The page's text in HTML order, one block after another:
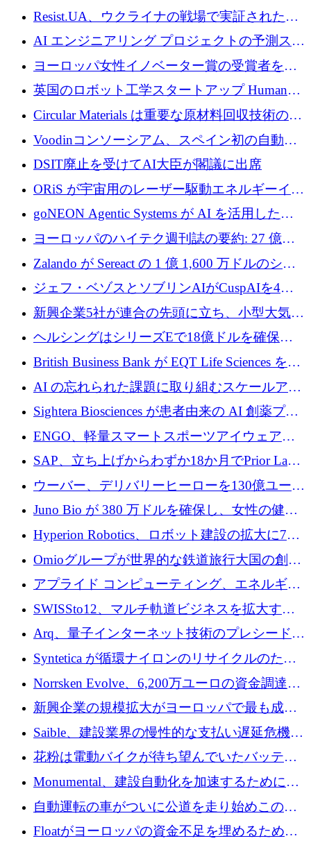
ッション製品インテリジェンス プラットフォ
ームを拡大するためにプレシードを調達
Resist.UA、ウクライナの戦場で実証された防
衛技術を拡大するために5,000万ユーロの欧州
基金を立ち上げる
AI エンジニアリング プロジェクトの予測スタ
ートアップ Cascade が a16z アクセラレータか
らの支援を獲得
ヨーロッパ女性イノベーター賞の受賞者を紹
介します
英国のロボット工学スタートアップ Humanoid
がシリーズ A 1 億 5,200 万ドルで評価額 13 億
5,000 万ドルに到達
Circular Materials は重要な原材料回収技術の拡
張に 1,180 万ユーロを確保
Voodinコンソーシアム、スペイン初の自動木
製ブレード工場の建設にEU補助金4,800万ユ
ーロを確保
DSIT廃止を受けてAI大臣が閣議に出席
ORiS が宇宙用のレーザー駆動エネルギーイン
フラの構築に 500 万ユーロを調達
goNEON Agentic Systems が AI を活用したイ
ンフラ計画を加速するために 16 万ユーロを確
ヨーロッパのハイテク週刊誌の要約: 27 億ユ
ーロを超える 60 以上のハイテク資金調達取引
Zalando が Sereact の 1 億 1,600 万ドルのシリ
ーズ B に参加し、AI を活用した倉庫自動化を
ジェフ・ベゾスとソブリンAIがCuspAIを4億
5,000万ドルの資金調達で支援
新興企業5社が連合の先頭に立ち、小型大気質
センサーをEUのクリーンエア政策の中心に据
ヘルシングはシリーズEで18億ドルを確保、
ウーバーはデリバリー・ヒーローを130億ユー
ロの契約で買収、レボルトは2027年に米国の
銀行を立ち上げる
British Business Bank が EQT Life Sciences を
2,500 万ユーロのコミットメントで支援
AI の忘れられた課題に取り組むスケールアッ
プを実現: カメラロール
Sightera Biosciences が患者由来の AI 創薬プラ
ットフォームを拡大するために 300 万ユーロ
のプレシードをクローズ
ENGO、軽量スマートスポーツアイウェアの
進歩のために510万ユーロを調達
SAP、立ち上げからわずか18か月でPrior Labs
を10億ユーロ以上の契約で買収
ウーバー、デリバリーヒーローを130億ユーロ
の契約で買収、99か国にまたがるプラットフ
Juno Bio が 380 万ドルを確保し、女性の健康
専用の初のシーケンスラボを開設
Hyperion Robotics、ロボット建設の拡大に740
万ドルを確保
Omioグループが世界的な鉄道旅行大国の創設
を目指してRail Europeを買収
アプライド コンピューティング、エネルギー
向け基盤 AI の拡張に 2,000 万ドルを調達
SWISSto12、マルチ軌道ビジネスを拡大する
ためにシリーズCで7,000万ドルを調達
Arq、量子インターネット技術のプレシードと
して140万ドルを確保
Syntetica が循環ナイロンのリサイクルのため
にシリーズ A で 3,000 万ドルを調達
Norrsken Evolve、6,200万ユーロの資金調達
後、アムステルダムに根を張る
新興企業の規模拡大がヨーロッパで最も成功
した創業者を生み出す、アントラー氏が発見
Saible、建設業界の慢性的な支払い遅延危機に
対処するために 290 万ポンドを調達
花粉は電動バイクが待ち望んでいたバッテリ
ー交換ネットワークを構築している
Monumental、建設自動化を加速するためにシ
リーズ B で 3,200 万ドルを確保
自動運転の車がついに公道を走り始めこの国
が世界をリードしようとしている
Floatがヨーロッパの資金不足を埋めるために